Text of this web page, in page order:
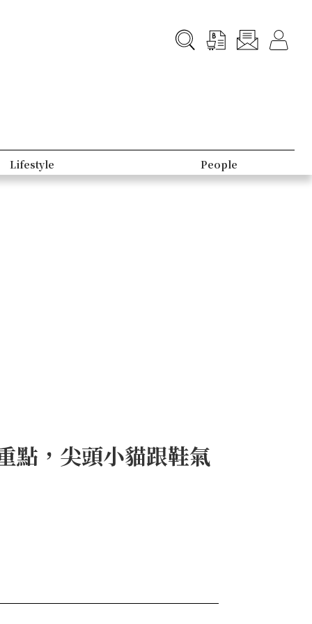
Lifestyle People
點，尖頭小貓跟鞋氣